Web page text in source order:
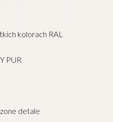
kolorach RAL
PUR
detale